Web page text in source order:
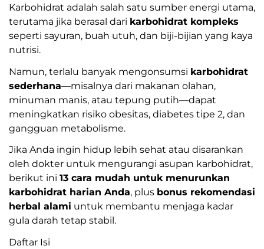
Karbohidrat adalah salah satu sumber energi utama,
terutama jika berasal dari karbohidrat kompleks
seperti sayuran, buah utuh, dan biji-bijian yang kaya
nutrisi.
Namun, terlalu banyak mengonsumsi karbohidrat
sederhana—misalnya dari makanan olahan,
minuman manis, atau tepung putih—dapat
meningkatkan risiko obesitas, diabetes tipe 2, dan
gangguan metabolisme.
Jika Anda ingin hidup lebih sehat atau disarankan
oleh dokter untuk mengurangi asupan karbohidrat,
berikut ini 13 cara mudah untuk menurunkan
karbohidrat harian Anda, plus bonus rekomendasi
herbal alami untuk membantu menjaga kadar
gula darah tetap stabil.
Daftar Isi